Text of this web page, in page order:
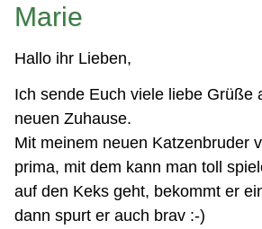
Marie
Hallo ihr Lieben,
Ich sende Euch viele liebe Grüße
neuen Zuhause.
Mit meinem neuen Katzenbruder
prima, mit dem kann man toll
auf den Keks geht, bekommt er
dann spurt er auch brav :-)